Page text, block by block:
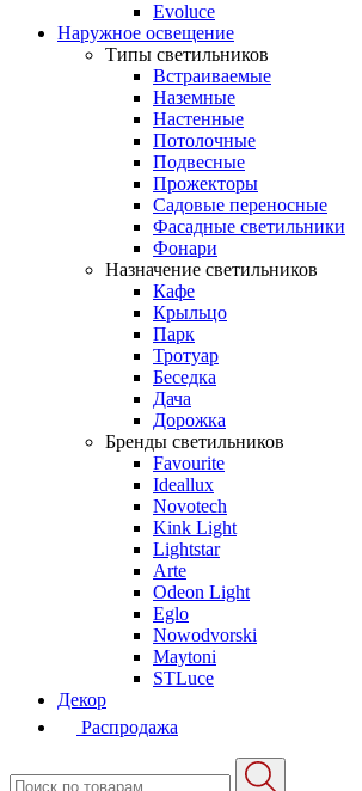
Evoluce
Наружное освещение
Типы светильников
Встраиваемые
Наземные
Настенные
Потолочные
Подвесные
Прожекторы
Садовые переносные
Фасадные светильники
Фонари
Назначение светильников
Кафе
Крыльцо
Парк
Тротуар
Беседка
Дача
Дорожка
Бренды светильников
Favourite
Ideallux
Novotech
Kink Light
Lightstar
Arte
Odeon Light
Eglo
Nowodvorski
Maytoni
STLuce
Декор
Распродажа